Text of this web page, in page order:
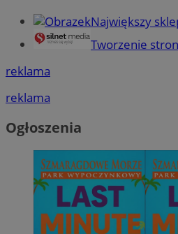
Największy
Tworzenie
reklama
reklama
Ogłoszenia